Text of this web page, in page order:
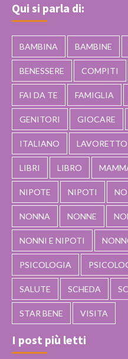
Qui si parla di:
BAMBINA BAMBINE
BENESSERE COMPITI
FAI DA TE FAMIGLIA
GENITORI GIOCARE
ITALIANO LAVORETTO
LIBRI LIBRO
NIPOTE NIPOTI
NONNA NONNE
NONNI E NIPOTI
PSICOLOGIA
SALUTE SCHEDA
STAR BENE VISITA
I post più letti